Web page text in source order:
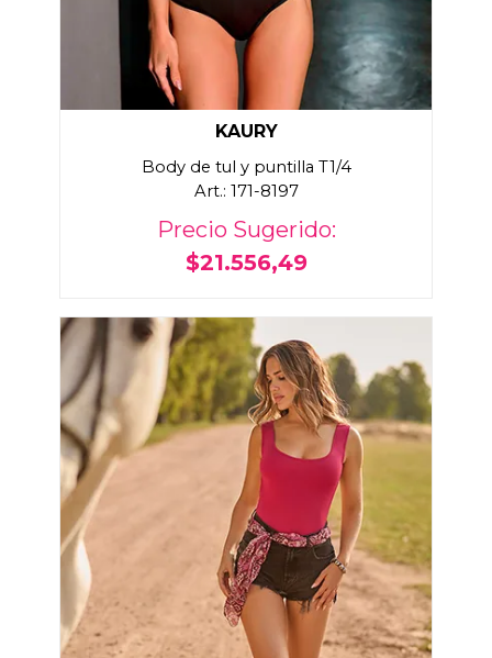
KAURY
Body de tul y puntilla T1/4
Art.: 171-8197
Precio Sugerido:
$21.556,49